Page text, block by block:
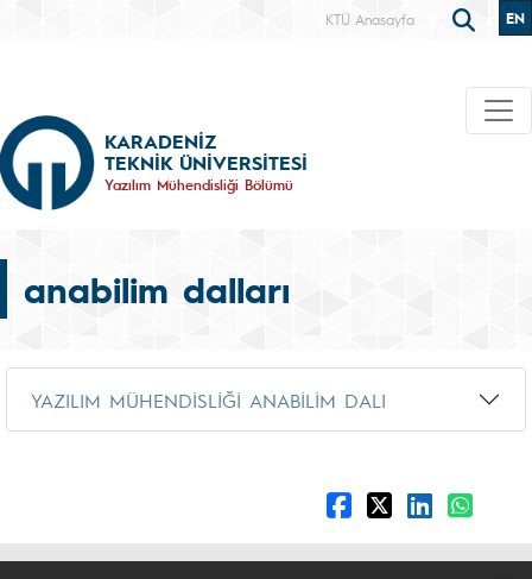
KTÜ Anasayfa EN
KARADENİZ
TEKNİK ÜNİVERSİTESİ
Yazılım Mühendisliği Bölümü
anabilim dalları
YAZILIM MÜHENDİSLİĞİ ANABİLİM DALI